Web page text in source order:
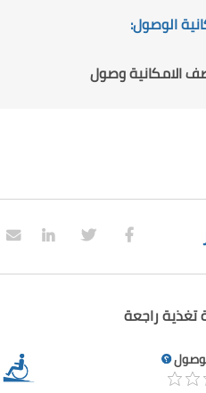
الوصول:
الامكانية وصول
تغذية راجعة